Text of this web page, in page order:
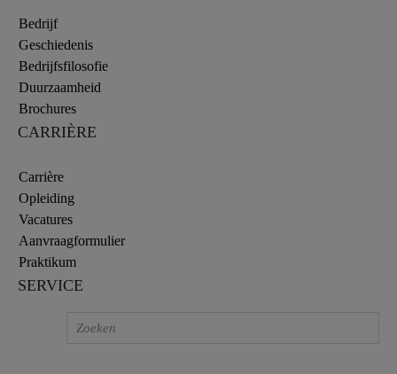
Bedrijf
Geschiedenis
Bedrijfsfilosofie
Duurzaamheid
Brochures
CARRIÈRE
Carrière
Opleiding
Vacatures
Aanvraagformulier
Praktikum
SERVICE